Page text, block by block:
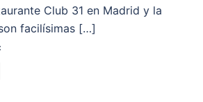
Club 31 en Madrid y la
facilísimas […]